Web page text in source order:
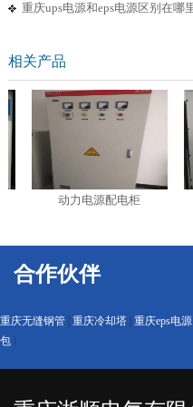
重庆ups电源和eps电源区别在哪
相关产品
动力电源配电柜
合作伙伴
重庆无缝钢管 重庆冷却塔 重庆eps电源
包